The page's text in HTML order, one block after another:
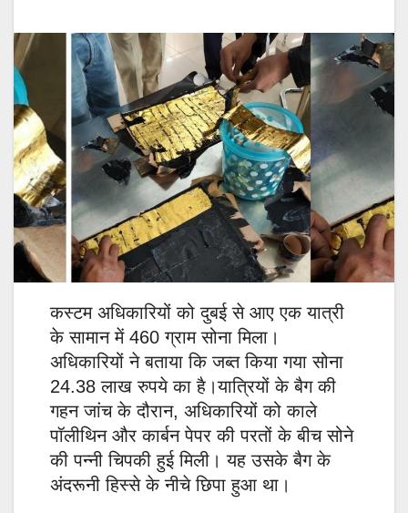
कस्टम अधिकारियों को दुबई से आए एक यात्री
के सामान में 460 ग्राम सोना मिला।
अधिकारियों ने बताया कि जब्त किया गया सोना
24.38 लाख रुपये का है।यात्रियों के बैग की
गहन जांच के दौरान, अधिकारियों को काले
पॉलीथिन और कार्बन पेपर की परतों के बीच सोने
की पन्नी चिपकी हुई मिली। यह उसके बैग के
अंदरूनी हिस्से के नीचे छिपा हुआ था।